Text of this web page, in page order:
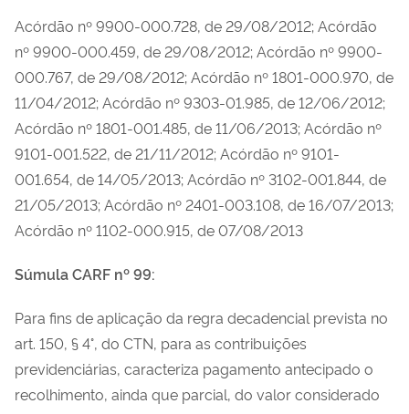
Acórdão nº 9900-000.728, de 29/08/2012; Acórdão
nº 9900-000.459, de 29/08/2012; Acórdão nº 9900-
000.767, de 29/08/2012; Acórdão nº 1801-000.970, de
11/04/2012; Acórdão nº 9303-01.985, de 12/06/2012;
Acórdão nº 1801-001.485, de 11/06/2013; Acórdão nº
9101-001.522, de 21/11/2012; Acórdão nº 9101-
001.654, de 14/05/2013; Acórdão nº 3102-001.844, de
21/05/2013; Acórdão nº 2401-003.108, de 16/07/2013;
Acórdão nº 1102-000.915, de 07/08/2013
Súmula CARF nº 99:
Para fins de aplicação da regra decadencial prevista no
art. 150, § 4°, do CTN, para as contribuições
previdenciárias, caracteriza pagamento antecipado o
recolhimento, ainda que parcial, do valor considerado